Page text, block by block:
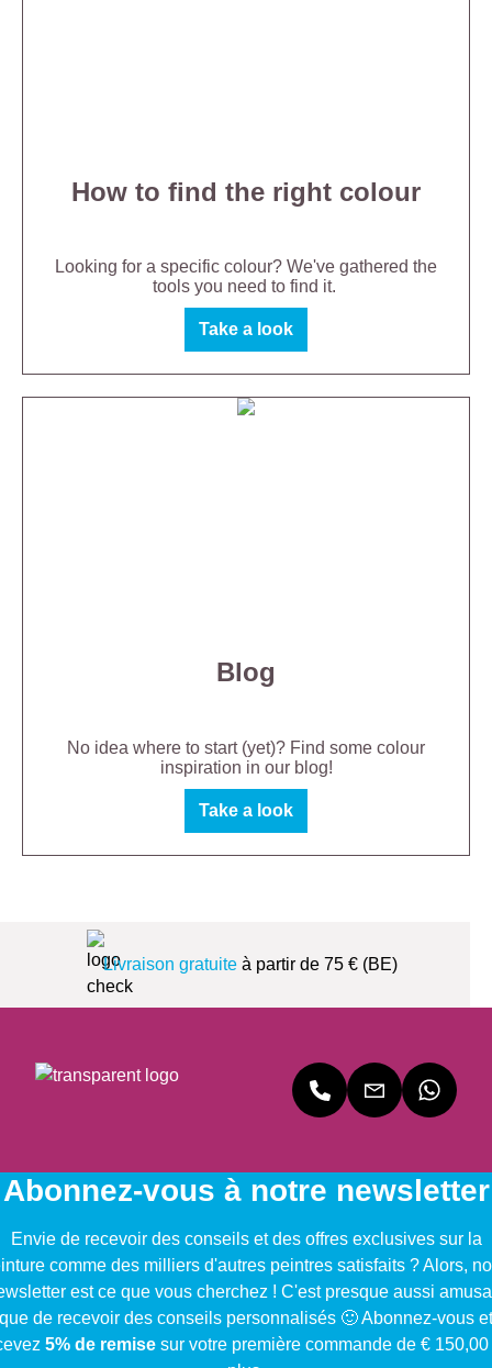
How to find the right colour
Looking for a specific colour? We've gathered the
tools you need to find it.
Take a look
Blog
No idea where to start (yet)? Find some colour
inspiration in our blog!
Take a look
Livraison gratuiteà partir de 75 € (BE)
Abonnez-vous à notre newsletter
Envie de recevoir des conseils et des offres exclusives sur la
comme des milliers d'autres peintres satisfaits ? Alors,
est ce que vous cherchez ! C'est presque aussi
que de recevoir des conseils personnalisés 🙂 Abonnez-vous et
5% de remise sur votre première commande de € 150,00